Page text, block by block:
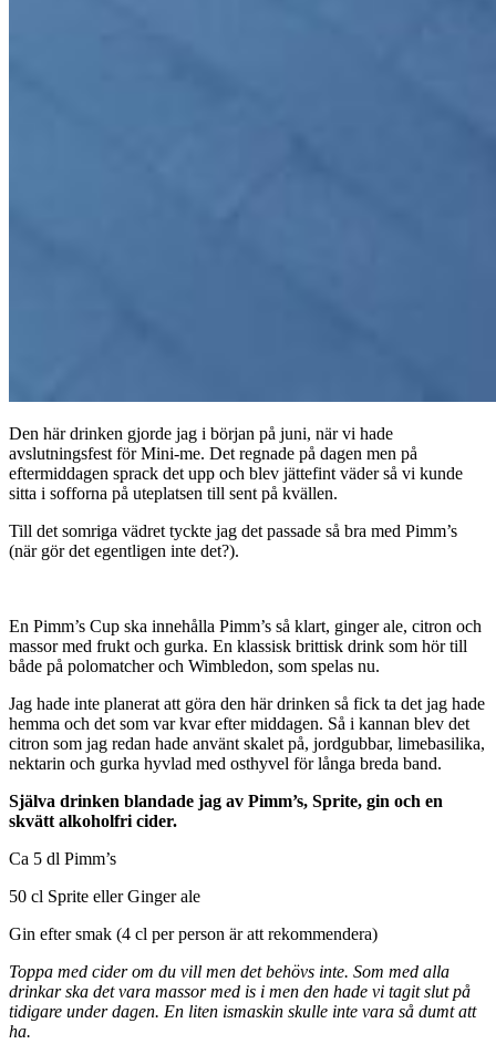
Den här drinken gjorde jag i början på juni, när vi hade
avslutningsfest för Mini-me. Det regnade på dagen men på
eftermiddagen sprack det upp och blev jättefint väder så vi kunde
sitta i sofforna på uteplatsen till sent på kvällen.
Till det somriga vädret tyckte jag det passade så bra med Pimm’s
(när gör det egentligen inte det?).
En Pimm’s Cup ska innehålla Pimm’s så klart, ginger ale, citron och
massor med frukt och gurka. En klassisk brittisk drink som hör till
både på polomatcher och Wimbledon, som spelas nu.
Jag hade inte planerat att göra den här drinken så fick ta det jag hade
hemma och det som var kvar efter middagen. Så i kannan blev det
citron som jag redan hade använt skalet på, jordgubbar, limebasilika,
nektarin och gurka hyvlad med osthyvel för långa breda band.
Själva drinken blandade jag av Pimm’s, Sprite, gin och en
skvätt alkoholfri cider.
Ca 5 dl Pimm’s
50 cl Sprite eller Ginger ale
Gin efter smak (4 cl per person är att rekommendera)
Toppa med cider om du vill men det behövs inte. Som med alla
drinkar ska det vara massor med is i men den hade vi tagit slut på
tidigare under dagen. En liten ismaskin skulle inte vara så dumt att
ha.